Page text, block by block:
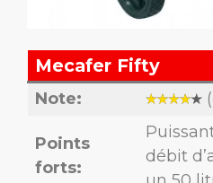
Mecafer Fifty
Note:
Points
forts:
débit